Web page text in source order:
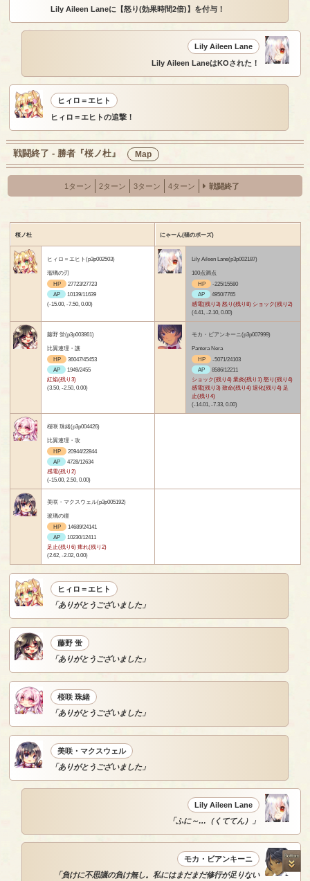
Lily Aileen Laneに【怒り(効果時間2倍)】を付与！
Lily Aileen Lane
Lily Aileen LaneはKOされた！
ヒィロ＝エヒト
ヒィロ＝エヒトの追撃！
戦闘終了 - 勝者『桜ノ杜』 Map
1ターン 2ターン 3ターン 4ターン 戦闘終了
桜ノ杜 にゃーん(猫のポーズ)
ヒィロ＝エヒト(p3p002503)
瑠璃の刃
HP
27723/27723
AP
10139/11639
(-15.00, -7.50, 0.00)
Lily Aileen Lane(p3p002187)
100点満点
HP
-225/15580
AP
4950/7765
感電(残り3) 怒り(残り8) ショック(残り2)
(4.41, -2.10, 0.00)
藤野 蛍(p3p003861)
比翼連理・護
HP
36047/45453
AP
1949/2455
紅焔(残り3)
(3.50, -2.50, 0.00)
モカ・ビアンキーニ(p3p007999)
Pantera Nera
HP
-5071/24103
AP
8586/12211
ショック(残り4) 業炎(残り1) 怒り(残り4)
感電(残り3) 致命(残り4) 退化(残り4) 足
止(残り4)
(-14.01, -7.33, 0.00)
桜咲 珠緒(p3p004426)
比翼連理・攻
HP
20944/22844
AP
4728/12634
感電(残り2)
(-15.00, 2.50, 0.00)
美咲・マクスウェル(p3p005192)
玻璃の瞳
HP
14689/24141
AP
10230/12411
足止(残り6) 痺れ(残り2)
(2.62, -2.02, 0.00)
ヒィロ＝エヒト
「ありがとうございました」
藤野 蛍
「ありがとうございました」
桜咲 珠緒
「ありがとうございました」
美咲・マクスウェル
「ありがとうございました」
Lily Aileen Lane
「ふに～…（くててん）」
モカ・ビアンキーニ
「負けに不思議の負け無し。私にはまだまだ修行が足りない